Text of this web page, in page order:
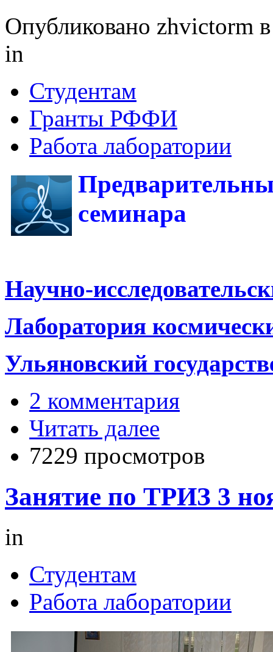
Опубликовано zhvictorm
in
Студентам
Гранты РФФИ
Работа лаборатории
Пред
семинара
Научно-
Лаборатория
Ульяновский
2 комментария
Читать далее
7229 просмотров
Занятие по ТРИЗ 3
in
Студентам
Работа лаборатории